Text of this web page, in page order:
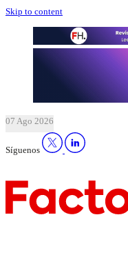
Skip to content
07 Ago 2026
Síguenos